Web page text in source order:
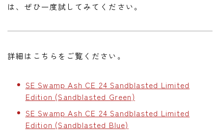
は、ぜひ一度試してみてください。
詳細はこちらをご覧ください。
SE Swamp Ash CE 24 Sandblasted Limited
Edition (Sandblasted Green)
SE Swamp Ash CE 24 Sandblasted Limited
Edition (Sandblasted Blue)